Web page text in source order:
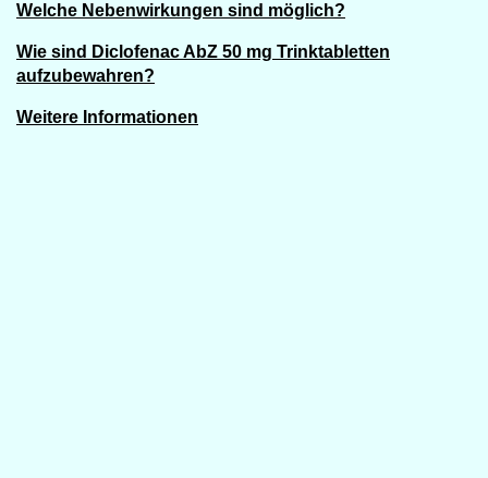
Welche Nebenwirkungen sind möglich?
Wie sind Diclofenac AbZ 50 mg Trinktabletten
aufzubewahren?
Weitere Informationen